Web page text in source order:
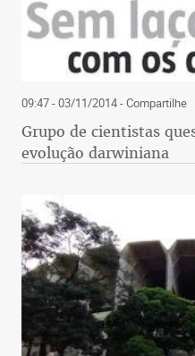
09:47 - 03/11/2014- Compartilhe
Grupo de cientistas
evolução darwiniana